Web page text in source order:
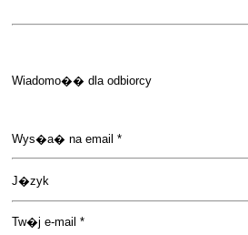
Wiadomo�� dla odbiorcy
Wys�a� na email *
J�zyk
Tw�j e-mail *